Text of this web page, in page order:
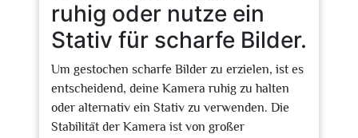
ruhig oder nutze ein
Stativ für scharfe Bilder.
Um gestochen scharfe Bilder zu erzielen, ist es
entscheidend, deine Kamera ruhig zu halten
oder alternativ ein Stativ zu verwenden. Die
Stabilität der Kamera ist von großer